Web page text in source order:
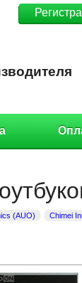
(AUO) Chimei